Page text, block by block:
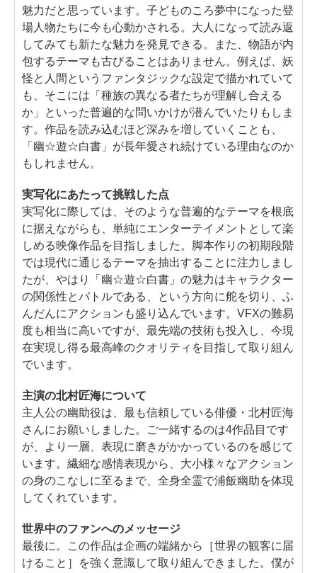
魅力だと思っています。子どものころ夢中になった登
場人物たちに今も心動かされる。大人になって読み返
してみても新たな魅力を発見できる。また、物語が内
包するテーマも古びることはありません。例えば、妖
怪と人間というファンタジックな設定で描かれていて
も、そこには「種族の異なる者たちが理解し合える
か」といった普遍的な問いかけが潜んでいたりもしま
す。作品を読み込むほど深みを増していくことも、
「幽☆遊☆白書」が長年愛され続けている理由なのか
もしれません。
実写化にあたって挑戦した点
実写化に際しては、そのような普遍的なテーマを根底
に据えながらも、単純にエンターテイメントとして楽
しめる映像作品を目指しました。脚本作りの初期段階
では現代に通じるテーマを抽出することに注力しまし
たが、やはり「幽☆遊☆白書」の魅力はキャラクター
の関係性とバトルである、という方向に舵を切り、ふ
んだんにアクションも盛り込んでいます。VFXの難易
度も相当に高いですが、最先端の技術も投入し、今現
在実現し得る最高峰のクオリティを目指して取り組ん
でいます。
主演の北村匠海について
主人公の幽助役は、最も信頼している俳優・北村匠海
さんにお願いしました。ご一緒するのは4作品目です
が、より一層、表現に磨きがかかっているのを感じて
います。繊細な感情表現から、大小様々なアクション
の身のこなしに至るまで、全身全霊で浦飯幽助を体現
してくれています。
世界中のファンへのメッセージ
最後に。この作品は企画の端緒から［世界の観客に届
けること］を強く意識して取り組んできました。僕が